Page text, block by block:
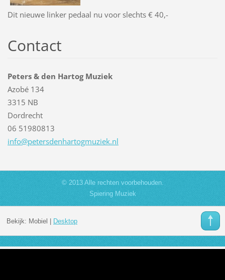
Dit nieuwe linker pedaal nu voor slechts € 40,-
Contact
Peters & den Hartog Muziek
Azobé 134
3315 NB
Dordrecht
06 51980813
info@petersdenhartogmuziek.nl
© 2013 Alle rechten voorbehouden.
Spiering Muziek
Bekijk: Mobiel Desktop